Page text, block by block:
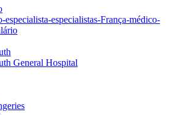
especialista-especialistas-França-médico-
General Hospital